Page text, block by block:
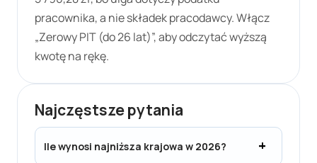
pracownika, a nie składek pracodawcy. Włącz
„Zerowy PIT (do 26 lat)”, aby odczytać wyższą
kwotę na rękę.
Najczęstsze pytania
Ile wynosi najniższa krajowa w 2026?